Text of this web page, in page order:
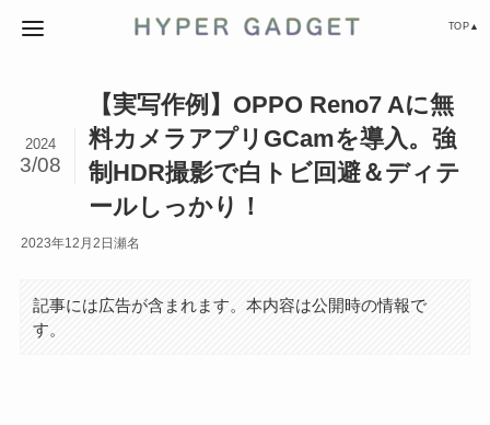
TOP▲
【実写作例】OPPO Reno7 Aに無
料カメラアプリGCamを導入。強
制HDR撮影で白トビ回避＆ディテ
ールしっかり！
2024
3/08
2023年12月2日 瀬名
記事には広告が含まれます。本内容は公開時の情報で
す。